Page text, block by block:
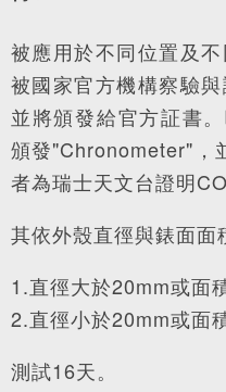
被應用於不同位置及
被國家官方機構察驗
並將頒發給官方証書
頒發"Chronometer"，
者為瑞士天文台證明
其依外殼直徑與錶面面
1.直徑大於20mm或面
2.直徑小於20mm或面
測試16天。